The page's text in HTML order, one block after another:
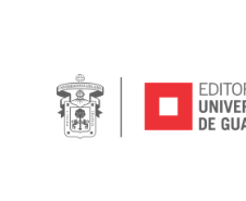
TODOS
SOBRE